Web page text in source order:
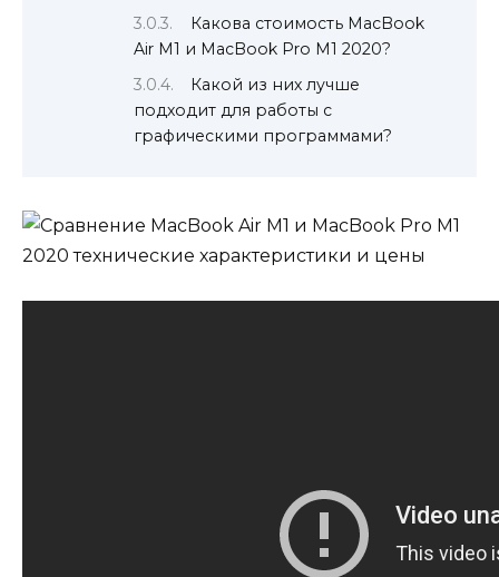
Какова стоимость MacBook
Air M1 и MacBook Pro M1 2020?
Какой из них лучше
подходит для работы с
графическими программами?